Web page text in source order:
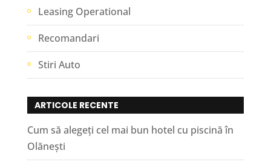
Leasing Operational
Recomandari
Stiri Auto
ARTICOLE RECENTE
Cum să alegeți cel mai bun hotel cu piscină în
Olănești